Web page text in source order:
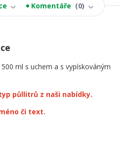
Komentáře 0
ml s uchem a s vypískováným
půllitrů z naši nabídky.
či text.